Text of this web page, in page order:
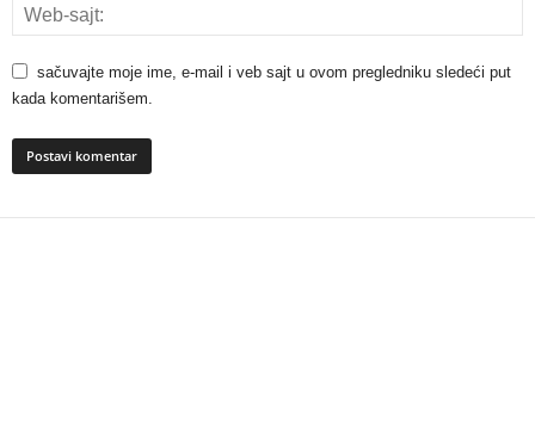
sačuvajte moje ime, e-mail i veb sajt u ovom pregledniku sledeći put
kada komentarišem.